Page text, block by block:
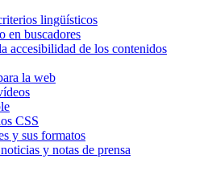
lingüísticos
en buscadores
accesibilidad de los contenidos
la web
CSS
y sus formatos
y notas de prensa